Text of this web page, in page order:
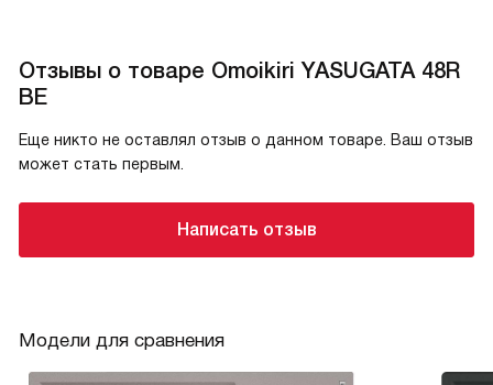
Отзывы о товаре Omoikiri YASUGATA 48R
BE
Еще никто не оставлял отзыв о данном товаре. Ваш отзыв
может стать первым.
Написать отзыв
Модели для сравнения